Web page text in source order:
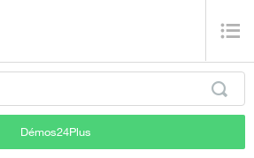
Démos24Plus